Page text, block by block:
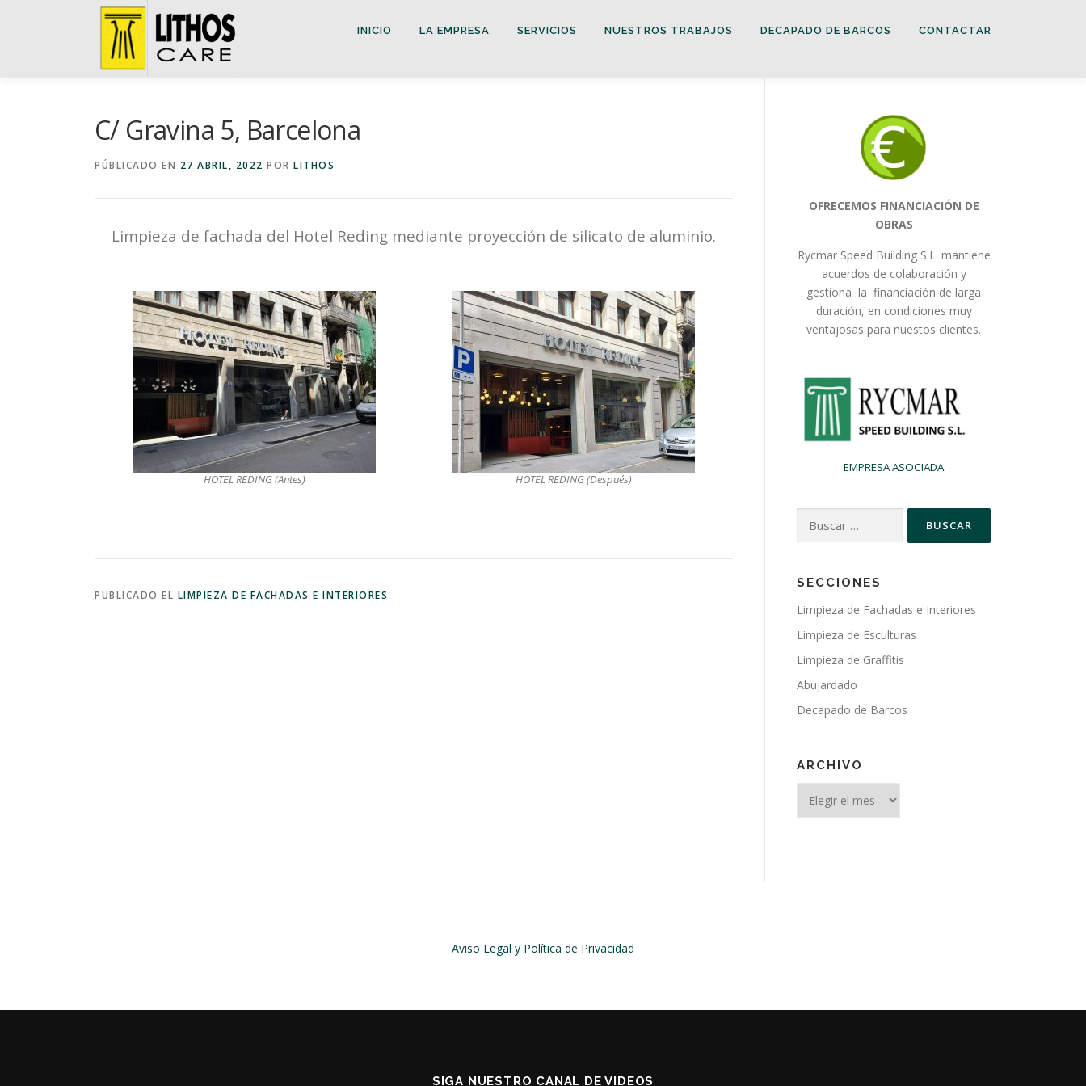
INICIO LA EMPRESA SERVICIOS NUESTROS TRABAJOS DECAPADO DE BARCOS CONTACTAR
C/ Gravina 5, Barcelona
PÚBLICADO EN 27 ABRIL, 2022 POR LITHOS
Limpieza de fachada del Hotel Reding mediante proyección de silicato de aluminio.
HOTEL REDING (Antes) HOTEL REDING (Después)
PUBLICADO EL LIMPIEZA DE FACHADAS E INTERIORES
OFRECEMOS FINANCIACIÓN DE
OBRAS
Rycmar Speed Building S.L. mantiene
acuerdos de colaboración y
gestiona la financiación de larga
duración, en condiciones muy
ventajosas para nuestos clientes.
EMPRESA ASOCIADA
SECCIONES
Limpieza de Fachadas e Interiores
Limpieza de Esculturas
Limpieza de Graffitis
Abujardado
Decapado de Barcos
ARCHIVO
Aviso Legal y Política de Privacidad
SIGA NUESTRO CANAL DE VIDEOS